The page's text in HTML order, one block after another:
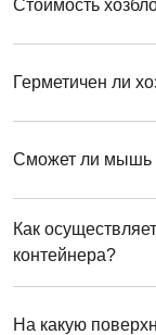
Стоимость
Герметичен ли
Сможет ли мышь
Как
контейнера?
На какую